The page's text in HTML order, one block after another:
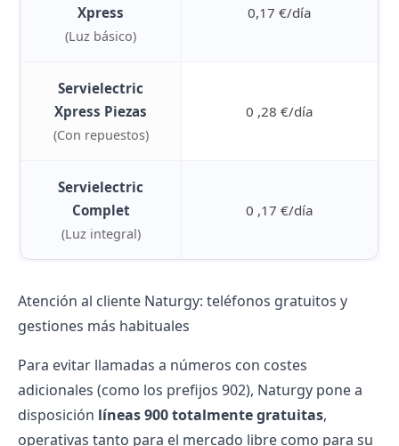
Xpress
(Luz básico)
0,17 €/día
Servielectric
Xpress Piezas
(Con repuestos)
0 ,28 €/día
Servielectric
Complet
(Luz integral)
0 ,17 €/día
Atención al cliente Naturgy: teléfonos gratuitos y
gestiones más habituales
Para evitar llamadas a números con costes
adicionales (como los prefijos 902), Naturgy pone a
disposición líneas 900 totalmente gratuitas,
operativas tanto para el mercado libre como para su